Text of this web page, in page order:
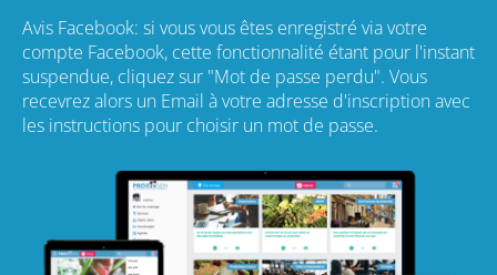
Avis Facebook: si vous vous êtes enregistré via votre
compte Facebook, cette fonctionnalité étant pour l'instant
suspendue, cliquez sur "Mot de passe perdu". Vous
recevrez alors un Email à votre adresse d'inscription avec
les instructions pour choisir un mot de passe.